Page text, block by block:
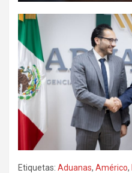
Etiquetas: Aduanas, Américo,